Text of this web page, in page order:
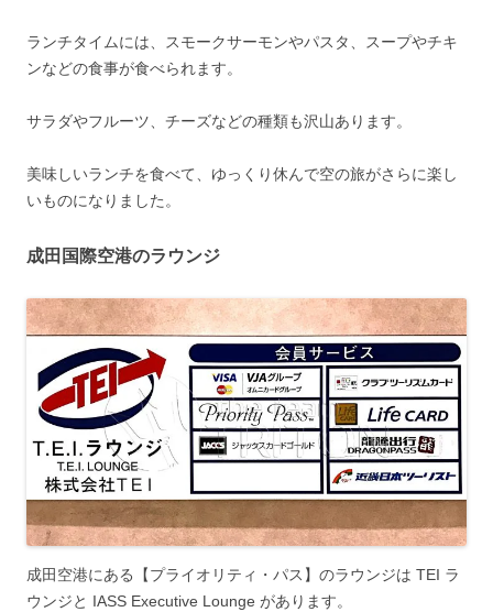
ランチタイムには、スモークサーモンやパスタ、スープやチキ
ンなどの食事が食べられます。
サラダやフルーツ、チーズなどの種類も沢山あります。
美味しいランチを食べて、ゆっくり休んで空の旅がさらに楽し
いものになりました。
成田国際空港のラウンジ
成田空港にある【プライオリティ・パス】のラウンジは TEI ラ
ウンジと IASS Executive Lounge があります。